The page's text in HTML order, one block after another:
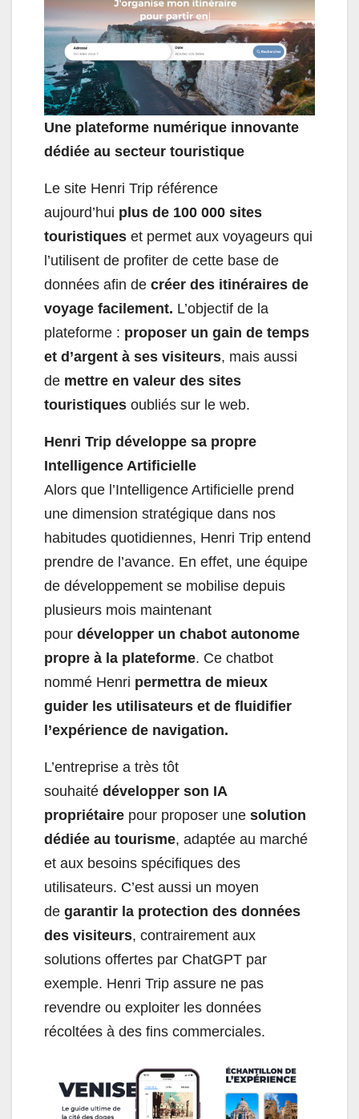
Une plateforme numérique innovante
dédiée au secteur touristique
Le site Henri Trip référence
aujourd’hui plus de 100 000 sites
touristiques et permet aux voyageurs qui
l’utilisent de profiter de cette base de
données afin de créer des itinéraires de
voyage facilement. L’objectif de la
plateforme : proposer un gain de temps
et d’argent à ses visiteurs, mais aussi
de mettre en valeur des sites
touristiques oubliés sur le web.
Henri Trip développe sa propre
Intelligence Artificielle
Alors que l’Intelligence Artificielle prend
une dimension stratégique dans nos
habitudes quotidiennes, Henri Trip entend
prendre de l’avance. En effet, une équipe
de développement se mobilise depuis
plusieurs mois maintenant
pour développer un chabot autonome
propre à la plateforme. Ce chatbot
nommé Henri permettra de mieux
guider les utilisateurs et de fluidifier
l’expérience de navigation.
L’entreprise a très tôt
souhaité développer son IA
propriétaire pour proposer une solution
dédiée au tourisme, adaptée au marché
et aux besoins spécifiques des
utilisateurs. C’est aussi un moyen
de garantir la protection des données
des visiteurs, contrairement aux
solutions offertes par ChatGPT par
exemple. Henri Trip assure ne pas
revendre ou exploiter les données
récoltées à des fins commerciales.